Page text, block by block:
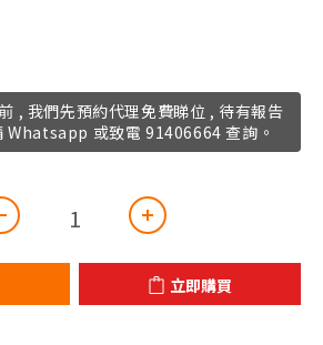
, 我們先預約代理免費睇位 , 待有報告
Whatsapp 或致電 91406664 查詢。
立即購買